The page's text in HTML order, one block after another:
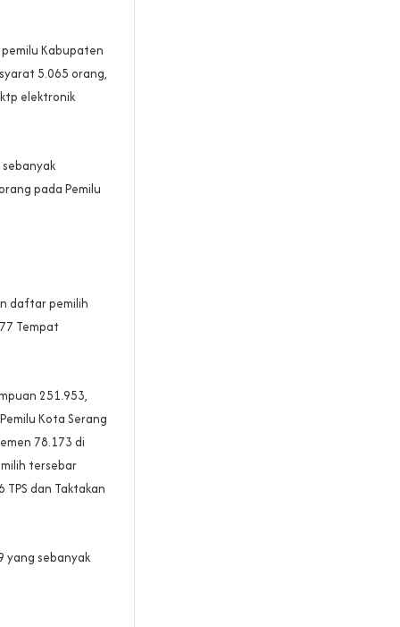
Kabupaten
5.065 orang,
elektronik
pada Pemilu
daftar pemilih
Tempat
251.953,
Kota Serang
78.173 di
tersebar
TPS dan Taktakan
yang sebanyak